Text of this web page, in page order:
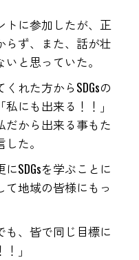
トに参加したが、正
らず、また、話が壮
と思っていた。
れた方からSDGsの
にも出来る！！」
だから出来る事もた
た。
SDGsを学ぶことに
て地域の皆様にもっ
も、皆で同じ目標に
」